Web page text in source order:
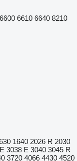
6600 6610 6640 8210
1640 2026 R 2030
3038 E 3040 3045 R
3720 4066 4430 4520